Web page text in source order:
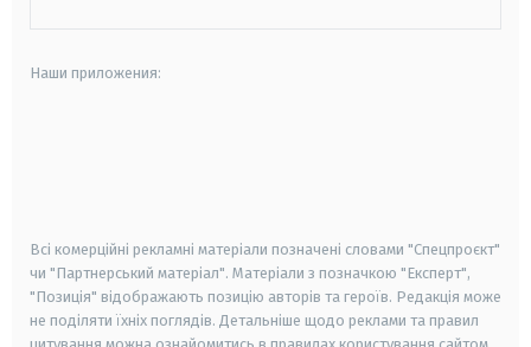
Наши приложения:
Всі комерційні рекламні матеріали позначені словами "Спецпроєкт"
чи "Партнерський матеріал". Матеріали з позначкою "Експерт",
"Позиція" відображають позицію авторів та героїв. Редакція може
не поділяти їхніх поглядів. Детальніше щодо реклами та правил